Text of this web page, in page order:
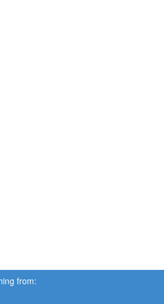
from: